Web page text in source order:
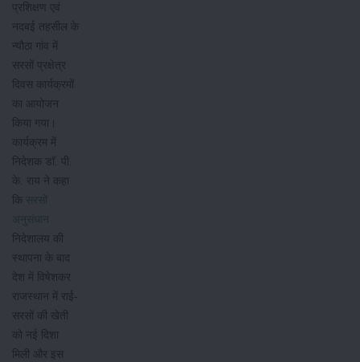
प्रशिक्षण एवं
नदबई तहसील के
न्यौठा गांव में
सरसों प्रक्षेत्र
दिवस कार्यक्रमों
का आयोजन
किया गया।
कार्यक्रम में
निदेशक डाॅ. पी.
के. राय ने कहा
कि
सरसों
अनुसंधान
निदेशालय की
स्थापना के बाद
देश में विषेशकर
राजस्थान में राई-
सरसों की खेती
को नई दिशा
मिली और इस